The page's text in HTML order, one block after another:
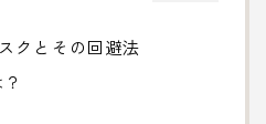
クとその回避法